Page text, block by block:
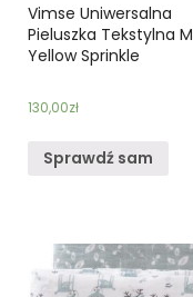
Vimse Uniwersalna
Pieluszka Tekstylna M
Yellow Sprinkle
130,00zł
Sprawdź sam